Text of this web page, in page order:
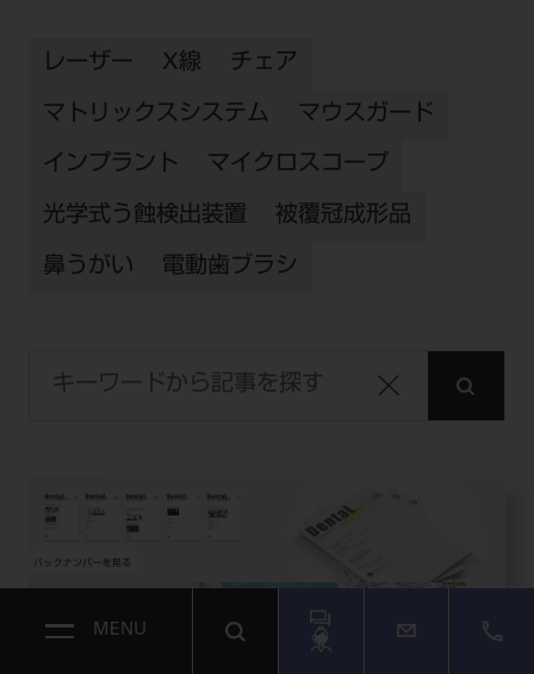
レーザー X線 チェア
マトリックスシステム マウスガード
インプラント マイクロスコープ
光学式う蝕検出装置 被覆冠成形品
鼻うがい 電動歯ブラシ
MENU